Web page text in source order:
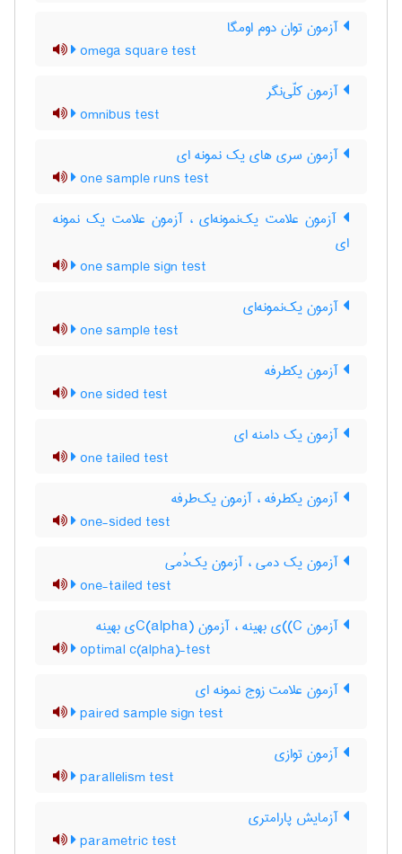
آزمون توان دوم اومگا
omega square test
آزمون کلّی‌نگر
omnibus test
آزمون سری های یک نمونه ای
one sample runs test
آزمون علامت یک‌نمونه‌ای ، آزمون علامت یک نمونه
ای
one sample sign test
آزمون یک‌نمونه‌ای
one sample test
آزمون یکطرفه
one sided test
آزمون یک دامنه ای
one tailed test
آزمون یکطرفه ، آزمون یک‌طرفه
one-sided test
آزمون یک دمی ، آزمون یک‌دُمی
one-tailed test
آزمون C)‌)ی بهینه ، آزمون C(‌‌a‌l‌p‌h‌a)ی بهینه
optimal c(alpha)-test
آزمون علامت زوج نمونه ای
paired sample sign test
آزمون توازی
parallelism test
آزمایش پارامتری
parametric test